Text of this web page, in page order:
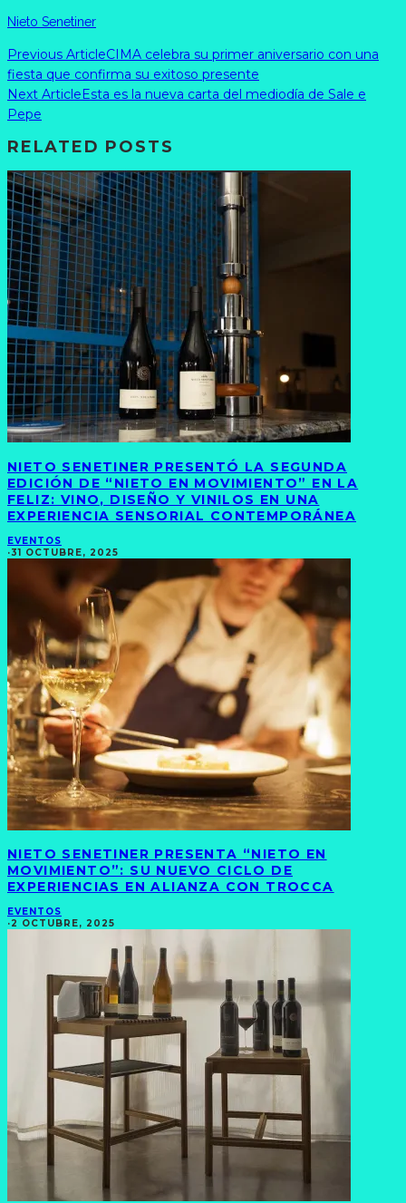
Nieto Senetiner
Previous ArticleCIMA celebra su primer aniversario con una
fiesta que confirma su exitoso presente
Next Article Esta es la nueva carta del mediodía de Sale e
Pepe
RELATED POSTS
NIETO SENETINER PRESENTÓ LA SEGUNDA
EDICIÓN DE “NIETO EN MOVIMIENTO” EN LA
FELIZ: VINO, DISEÑO Y VINILOS EN UNA
EXPERIENCIA SENSORIAL CONTEMPORÁNEA
EVENTOS
·31 OCTUBRE, 2025
NIETO SENETINER PRESENTA “NIETO EN
MOVIMIENTO”: SU NUEVO CICLO DE
EXPERIENCIAS EN ALIANZA CON TROCCA
EVENTOS
·2 OCTUBRE, 2025